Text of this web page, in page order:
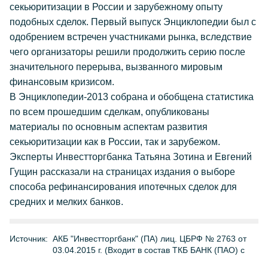
секьюритизации в России и зарубежному опыту
подобных сделок. Первый выпуск Энциклопедии был с
одобрением встречен участниками рынка, вследствие
чего организаторы решили продолжить серию после
значительного перерыва, вызванного мировым
финансовым кризисом.
В Энциклопедии-2013 собрана и обобщена статистика
по всем прошедшим сделкам, опубликованы
материалы по основным аспектам развития
секьюритизации как в России, так и зарубежом.
Эксперты Инвестторгбанка Татьяна Зотина и Евгений
Гущин рассказали на страницах издания о выборе
способа рефинансирования ипотечных сделок для
средних и мелких банков.
Источник: АКБ "Инвестторгбанк" (ПА) лиц. ЦБРФ № 2763 от
03.04.2015 г. (Входит в состав ТКБ БАНК (ПАО) с